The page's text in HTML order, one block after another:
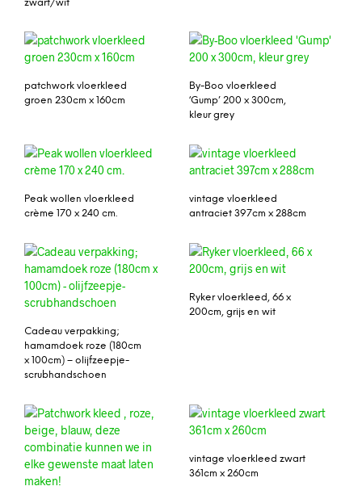
zwart/wit
patchwork vloerkleed
groen 230cm x 160cm
By-Boo vloerkleed
‘Gump’ 200 x 300cm,
kleur grey
Peak wollen vloerkleed
crème 170 x 240 cm.
vintage vloerkleed
antraciet 397cm x 288cm
Cadeau verpakking;
hamamdoek roze (180cm
x 100cm) – olijfzeepje-
scrubhandschoen
Ryker vloerkleed, 66 x
200cm, grijs en wit
vintage vloerkleed zwart
361cm x 260cm